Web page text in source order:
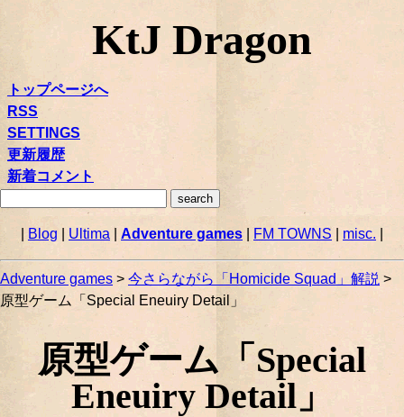
KtJ Dragon
トップページへ
RSS
SETTINGS
更新履歴
新着コメント
Blog Ultima | Adventure games FM TOWNS misc.
Adventure games > 今さらながら「Homicide Squad」解説 >
原型ゲーム「Special Eneuiry Detail」
原型ゲーム「Special
Eneuiry Detail」